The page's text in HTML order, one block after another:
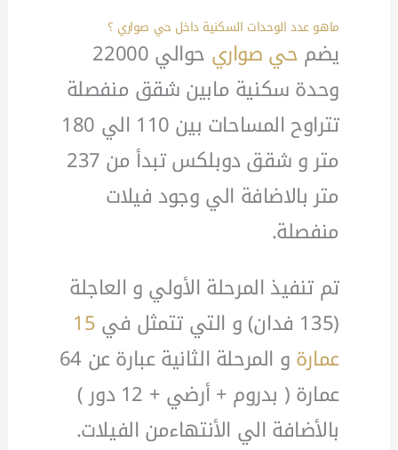
ماهو عدد الوحدات السكنية داخل حي صواري ؟
يضمحي صواري
حوالي 22000
وحدة سكنية مابين شقق منفصلة
تتراوح المساحات بين 110 الي 180
متر و شقق دوبلكس تبدأ من 237
متر بالاضافة الي وجود فيلات
منفصلة.
تم تنفيذ المرحلة الأولي و العاجلة
(135 فدان) و التي تتمثل في
15
عمارة
و المرحلة الثانية عبارة عن 64
عمارة ( بدروم + أرضي + 12 دور )
بالأضافة الي الأنتهاءمن الفيلات.